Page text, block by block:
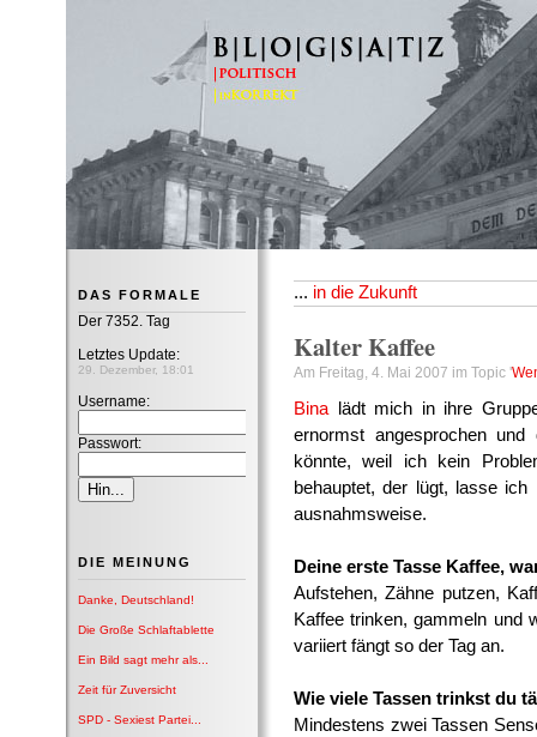
DAS FORMALE
Der 7352. Tag
Letztes Update:
29. Dezember, 18:01
Username:
Passwort:
DIE MEINUNG
Danke, Deutschland!
Die Große Schlaftablette
Ein Bild sagt mehr als...
Zeit für Zuversicht
SPD - Sexiest Partei...
... in die Zukunft
Kalter Kaffee
Am Freitag, 4. Mai 2007 im Topic '
Bina lädt mich in ihre
ernormst angesprochen
könnte, weil ich kein
behauptet, der lügt, lasse
ausnahmsweise.
Deine erste Tasse Kaffee,
Aufstehen, Zähne putzen,
Kaffee trinken, gammeln und
variiert fängt so der Tag an.
Wie viele Tassen trinkst du
Mindestens zwei Tassen